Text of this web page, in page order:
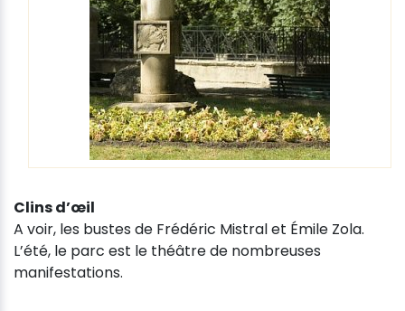
Clins d’œil
A voir, les bustes de Frédéric Mistral et Émile Zola.
L’été, le parc est le théâtre de nombreuses
manifestations.